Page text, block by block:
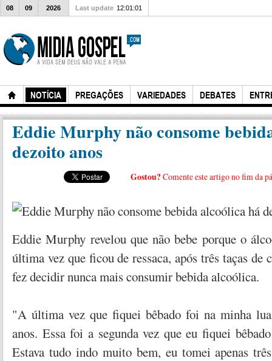
NOTÍCIA PREGAÇÕES VARIEDADES DEBATES
08 09 2026 Last update 12:01:01
Eddie Murphy não consome
dezoito anos
Gostou? Comente este artigo no fim da
Eddie Murphy revelou que não bebe porque o
última vez que ficou de ressaca, após três taças de
fez decidir nunca mais consumir bebida alcoólica.
"A última vez que fiquei bêbado foi na minha
anos. Essa foi a segunda vez que eu fiquei
Estava tudo indo muito bem, eu tomei apenas